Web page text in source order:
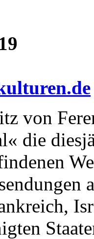
von
die